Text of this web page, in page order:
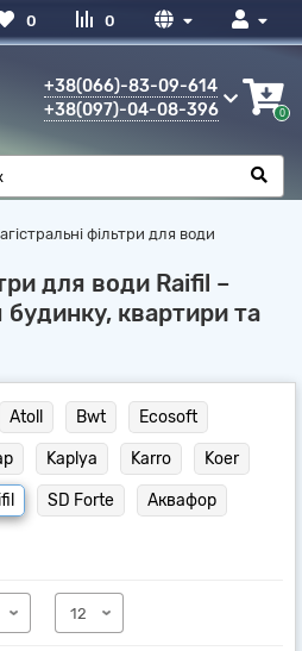
0
0
+38(066)-83-09-614
+38(097)-04-08-396
0
фільтри для води
для води Raifil –
будинку, квартири та
Atoll Bwt Ecosoft
Kaplya Karro Koer
SD Forte Аквафор